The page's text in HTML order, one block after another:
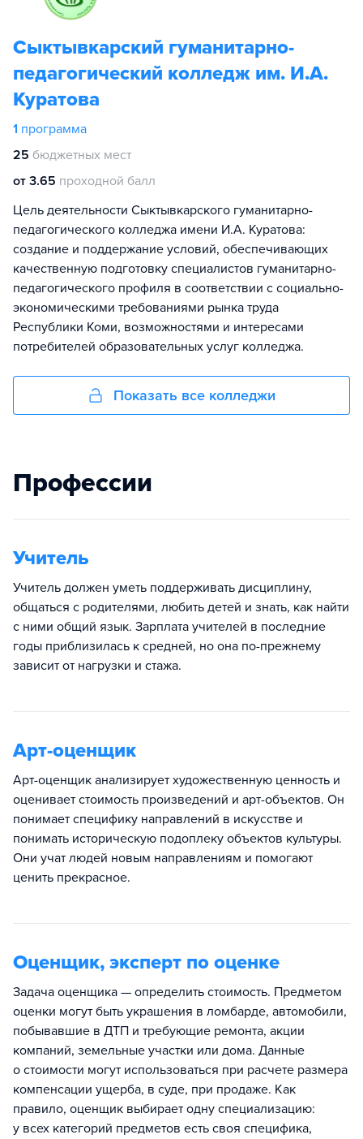
Сыктывкарский гуманитарно-
педагогический колледж им. И.А.
Куратова
1 программа
25 бюджетных мест
от 3.65 проходной балл
Цель деятельности Сыктывкарского гуманитарно-
педагогического колледжа имени И.А. Куратова:
создание и поддержание условий, обеспечивающих
качественную подготовку специалистов гуманитарно-
педагогического профиля в соответствии с социально-
экономическими требованиями рынка труда
Республики Коми, возможностями и интересами
потребителей образовательных услуг колледжа.
Показать все колледжи
Профессии
Учитель
Учитель должен уметь поддерживать дисциплину,
общаться с родителями, любить детей и знать, как найти
с ними общий язык. Зарплата учителей в последние
годы приблизилась к средней, но она по-прежнему
зависит от нагрузки и стажа.
Арт-оценщик
Арт-оценщик анализирует художественную ценность и
оценивает стоимость произведений и арт-объектов. Он
понимает специфику направлений в искусстве и
понимать историческую подоплеку объектов культуры.
Они учат людей новым направлениям и помогают
ценить прекрасное.
Оценщик, эксперт по оценке
Задача оценщика — определить стоимость. Предметом
оценки могут быть украшения в ломбарде, автомобили,
побывавшие в ДТП и требующие ремонта, акции
компаний, земельные участки или дома. Данные
о стоимости могут использоваться при расчете размера
компенсации ущерба, в суде, при продаже. Как
правило, оценщик выбирает одну специализацию:
у всех категорий предметов есть своя специфика,